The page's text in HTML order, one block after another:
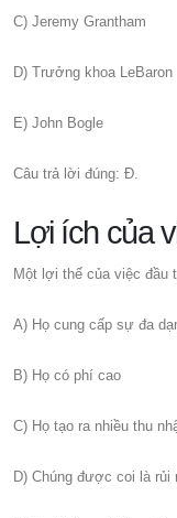
C) Jeremy Grantham
D) Trưởng khoa LeBaron
E) John Bogle
Câu trả lời đúng: Đ.
Lợi ích của
Một lợi thế của việc đầu
A) Họ cung cấp sự đa
B) Họ có phí cao
C) Họ tạo ra nhiều thu
D) Chúng được coi là rủi